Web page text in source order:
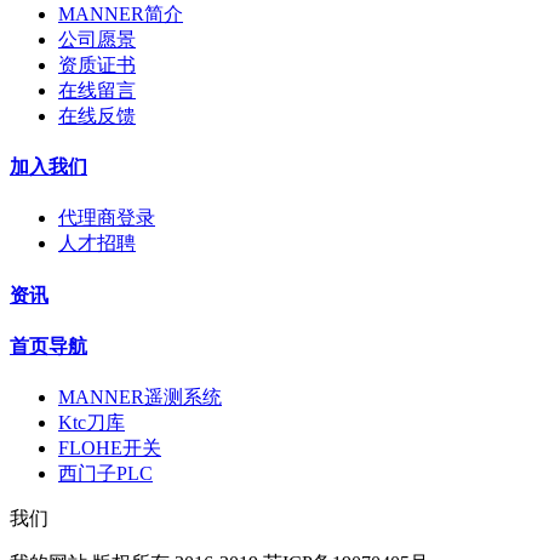
MANNER简介
公司愿景
资质证书
在线留言
在线反馈
加入我们
代理商登录
人才招聘
资讯
首页导航
MANNER遥测系统
Ktc刀库
FLOHE开关
西门子PLC
我们